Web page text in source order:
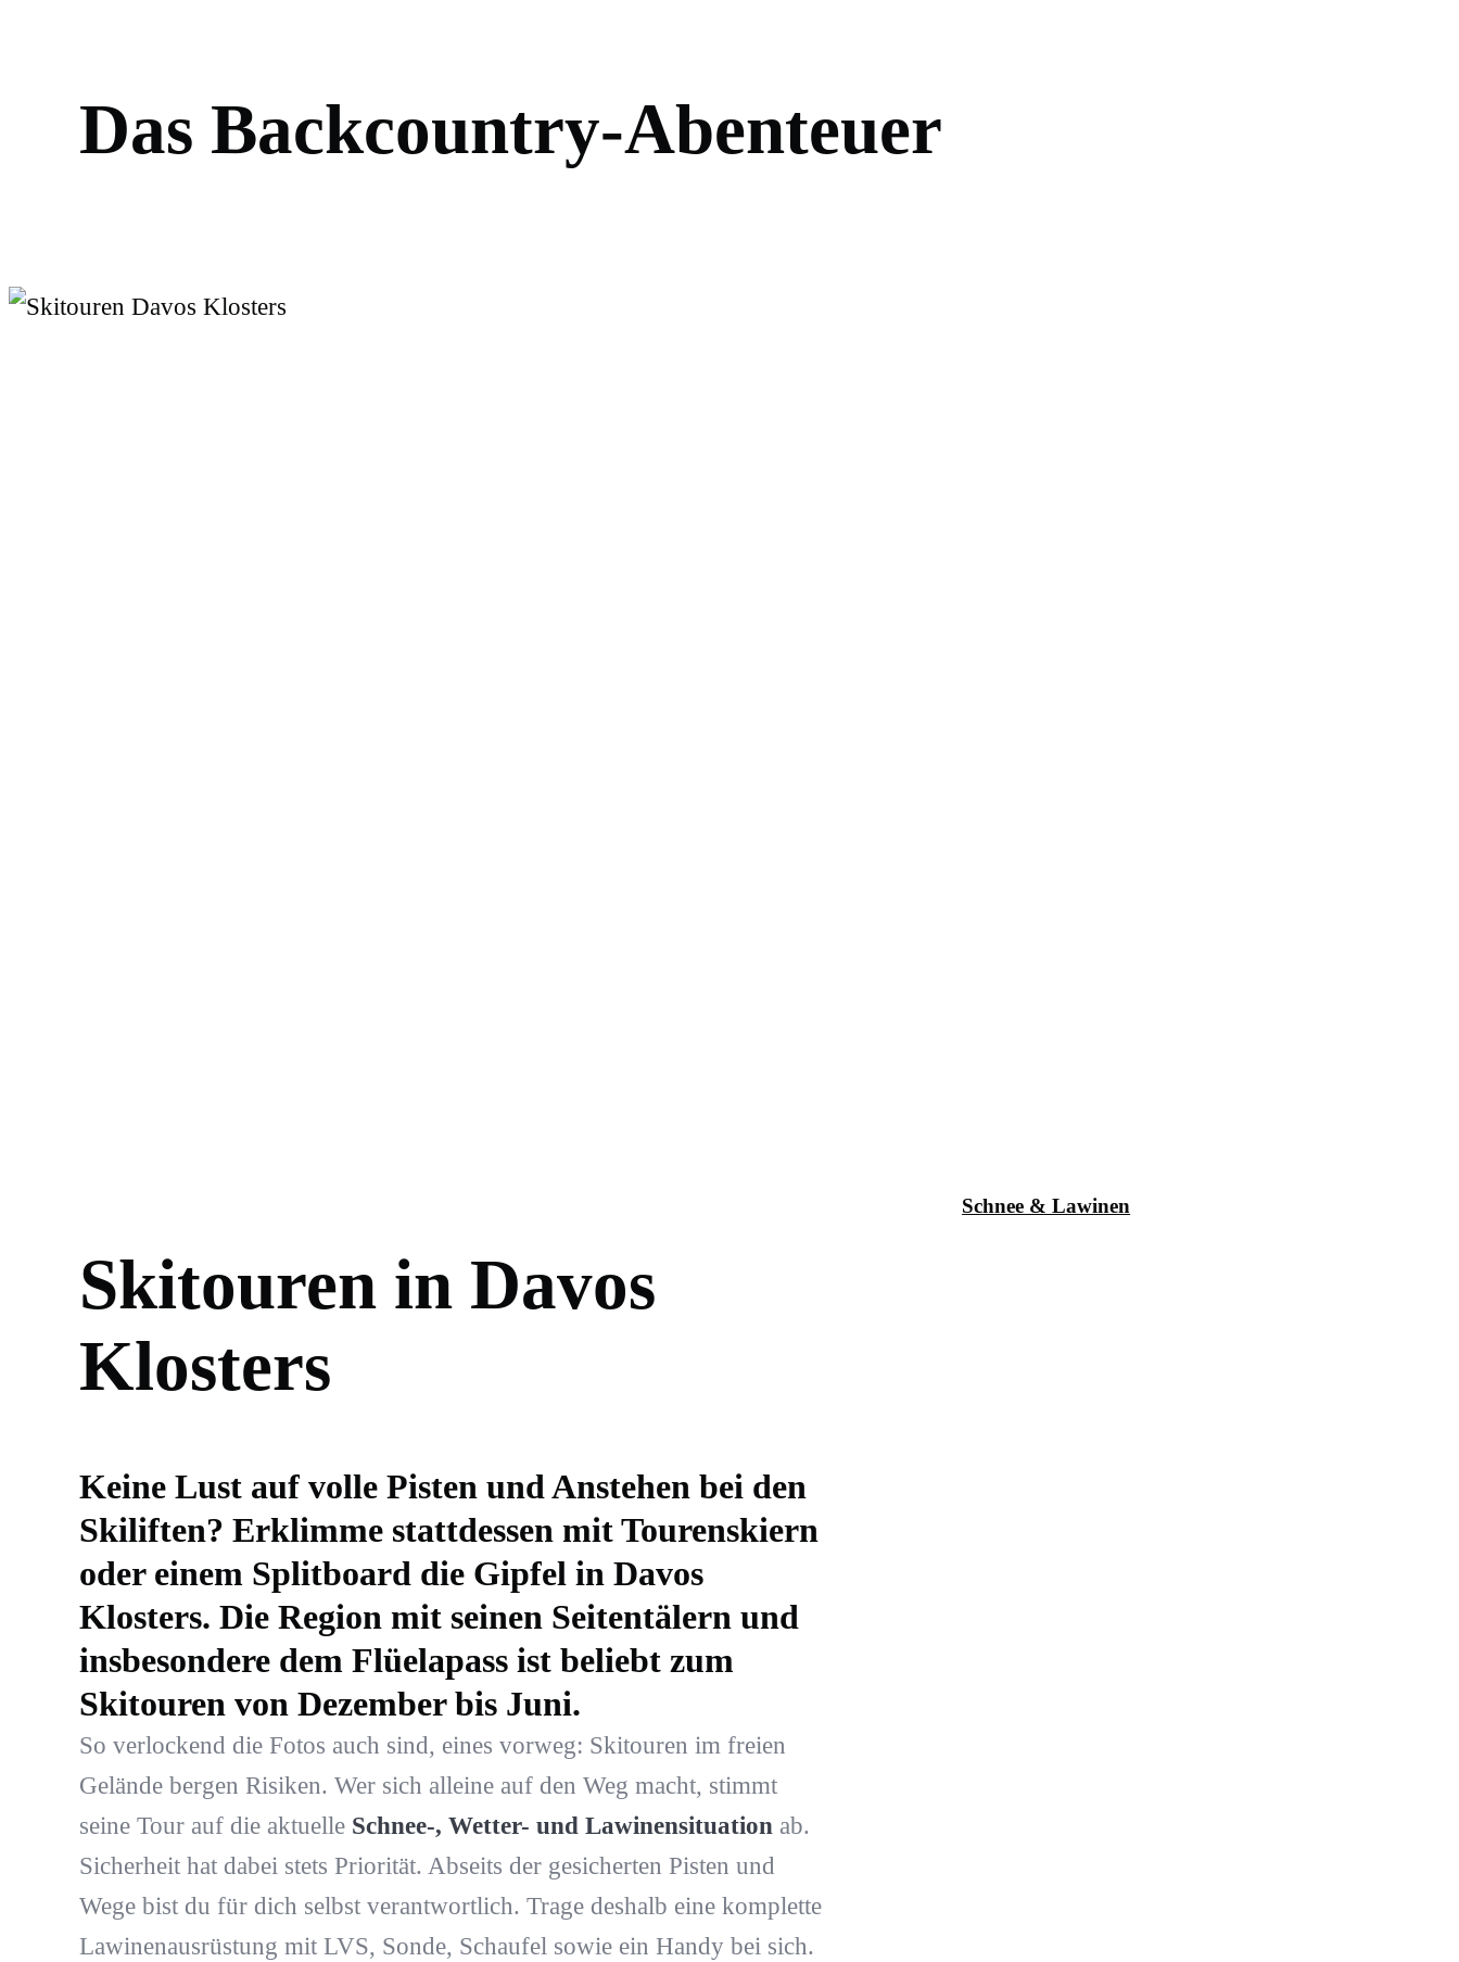
Das Backcountry-Abenteuer
Skitouren in Davos
Klosters
Keine Lust auf volle Pisten und Anstehen bei den
Skiliften? Erklimme stattdessen mit Tourenskiern
oder einem Splitboard die Gipfel in Davos
Klosters. Die Region mit seinen Seitentälern und
insbesondere dem Flüelapass ist beliebt zum
Skitouren von Dezember bis Juni.
So verlockend die Fotos auch sind, eines vorweg: Skitouren im freien
Gelände bergen Risiken. Wer sich alleine auf den Weg macht, stimmt
seine Tour auf die aktuelle Schnee-, Wetter- und Lawinensituationab.
Sicherheit hat dabei stets Priorität. Abseits der gesicherten Pisten und
Wege bist du für dich selbst verantwortlich. Trage deshalb eine komplette
Lawinenausrüstung mit LVS, Sonde, Schaufel sowie ein Handy bei sich.
Schnee & Lawinen